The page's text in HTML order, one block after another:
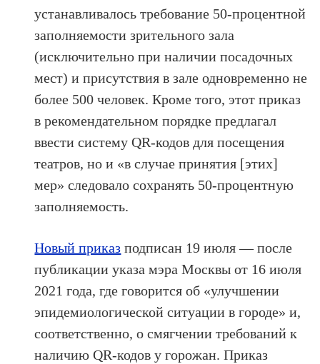
устанавливалось требование 50-процентной
заполняемости зрительного зала
(исключительно при наличии посадочных
мест) и присутствия в зале одновременно не
более 500 человек. Кроме того, этот приказ
в рекомендательном порядке предлагал
ввести систему QR-кодов для посещения
театров, но и «в случае принятия [этих]
мер» следовало сохранять 50-процентную
заполняемость.
Новый приказ подписан 19 июля — после
публикации указа мэра Москвы от 16 июля
2021 года, где говорится об «улучшении
эпидемиологической ситуации в городе» и,
соответственно, о смягчении требований к
наличию QR-кодов у горожан. Приказ